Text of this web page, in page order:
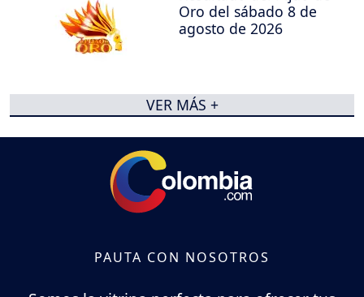
Oro del sábado 8 de
agosto de 2026
VER MÁS +
PAUTA CON NOSOTROS